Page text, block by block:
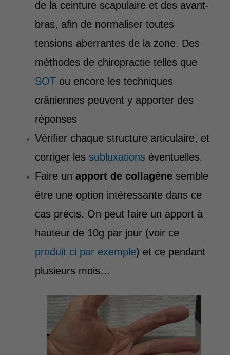
de la ceinture scapulaire et des avant-
bras, afin de normaliser toutes
tensions aberrantes de la zone. Des
méthodes de chiropractie telles que
SOT ou encore les techniques
crâniennes peuvent y apporter des
réponses
Vérifier chaque structure articulaire, et
corriger les subluxations éventuelles.
Faire un apport de collagène semble
être une option intéressante dans ce
cas précis. On peut faire un apport à
hauteur de 10g par jour (voir ce
produit ci par exemple) et ce pendant
plusieurs mois…